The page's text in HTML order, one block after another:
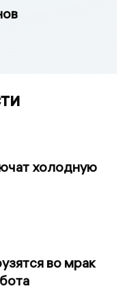
холодную
во мрак